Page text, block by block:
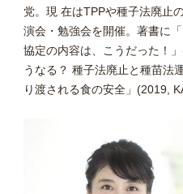
党。現 在はTPPや種子法廃止
演会・勉強会を開催。著書に
協定の内容は、こうだった！
うなる？ 種子法廃止と種苗法
り渡される食の安全」(2019,